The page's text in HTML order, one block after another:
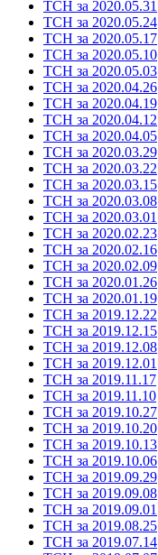
ТСН за 2020.05.31
ТСН за 2020.05.24
ТСН за 2020.05.17
ТСН за 2020.05.10
ТСН за 2020.05.03
ТСН за 2020.04.26
ТСН за 2020.04.19
ТСН за 2020.04.12
ТСН за 2020.04.05
ТСН за 2020.03.29
ТСН за 2020.03.22
ТСН за 2020.03.15
ТСН за 2020.03.08
ТСН за 2020.03.01
ТСН за 2020.02.23
ТСН за 2020.02.16
ТСН за 2020.02.09
ТСН за 2020.01.26
ТСН за 2020.01.19
ТСН за 2019.12.22
ТСН за 2019.12.15
ТСН за 2019.12.08
ТСН за 2019.12.01
ТСН за 2019.11.17
ТСН за 2019.11.10
ТСН за 2019.10.27
ТСН за 2019.10.20
ТСН за 2019.10.13
ТСН за 2019.10.06
ТСН за 2019.09.29
ТСН за 2019.09.08
ТСН за 2019.09.01
ТСН за 2019.08.25
ТСН за 2019.07.14